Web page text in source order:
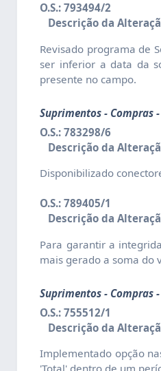
O.S.: 793494/2
Descrição da
Revisado programa de
ser inferior a data da
presente no campo.
Suprimentos - Compras
O.S.: 783298/6
Descrição da
Disponibilizado
O.S.: 789405/1
Descrição da
Para garantir a
mais gerado a soma do
Suprimentos - Compras
O.S.: 755512/1
Descrição da
Implementado opção